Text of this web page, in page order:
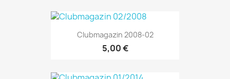
Clubmagazin 2008-02
5,00 €